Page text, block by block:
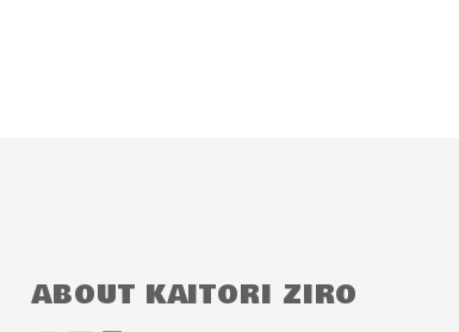
ABOUT KAITORI ZIRO